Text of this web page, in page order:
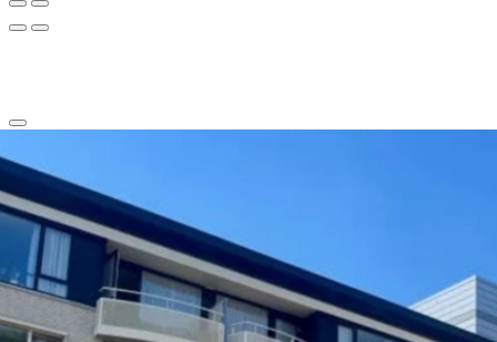
favorite